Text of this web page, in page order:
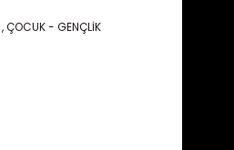
,ÇOCUK - GENÇLİK